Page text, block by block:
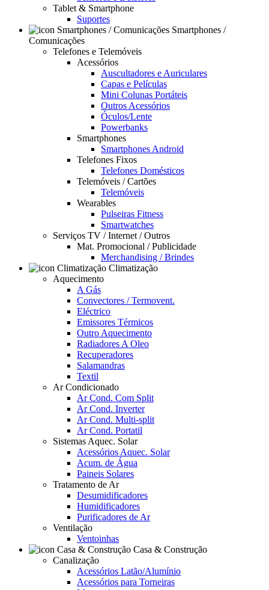
Tablet & Smartphone
Suportes
Smartphones /
Comunicações
Telefones e Telemóveis
Acessórios
Auscultadores e Auriculares
Capas e Películas
Mini Colunas Portáteis
Outros Acessórios
Óculos/Lente
Powerbanks
Smartphones
Smartphones Android
Telefones Fixos
Telefones Domésticos
Telemóveis / Cartões
Telemóveis
Wearables
Pulseiras Fitness
Smartwatches
Serviços TV / Internet / Outros
Mat. Promocional / Publicidade
Merchandising / Brindes
Climatização
Aquecimento
A Gás
Convectores / Termovent.
Eléctrico
Emissores Térmicos
Outro Aquecimento
Radiadores A Oleo
Recuperadores
Salamandras
Textil
Ar Condicionado
Ar Cond. Com Split
Ar Cond. Inverter
Ar Cond. Multi-split
Ar Cond. Portatil
Sistemas Aquec. Solar
Acessórios Aquec. Solar
Acum. de Água
Paineis Solares
Tratamento de Ar
Desumidificadores
Humidificadores
Purificadores de Ar
Ventilação
Ventoinhas
Casa & Construção
Canalização
Acessórios Latão/Alumínio
Acessórios para Torneiras